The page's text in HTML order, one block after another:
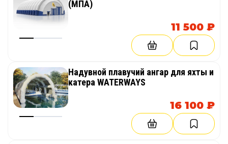
(МПА)
11 500 ₽
Надувной плавучий ангар для яхты и
катера WATERWAYS
16 100 ₽